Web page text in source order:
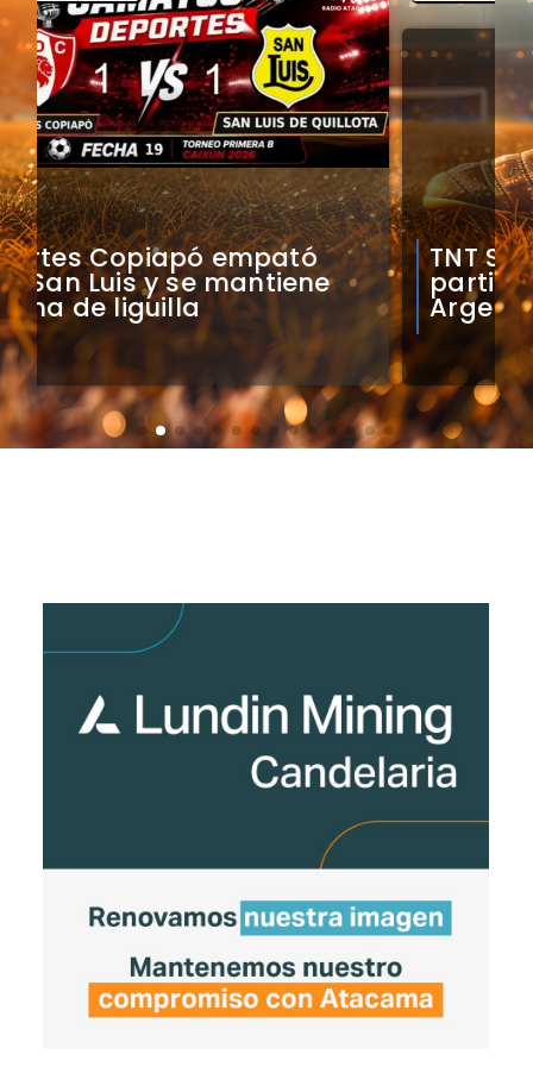
TNT Sports transmitirá
partidos de Colo Colo en
Argentina, Brasil y México